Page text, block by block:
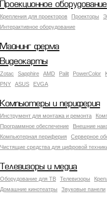
Проекционное оборудование
Крепления для проекторов Проекторы
Интерактивное оборудование
Майнинг ферма
Видеокарты
Zotac Sapphire AMD Palit PowerColor
PNY
ASUS EVGA
Компьютеры и периферия
Инструмент для монтажа и ремонта
Программное обеспечение
Внешние
Компьютерная периферия
Серверное
Чистящие средства для цифровой
Телевизоры и медиа
Оборудование для ТВ Телевизоры
Домашние кинотеатры
Звуковые панели